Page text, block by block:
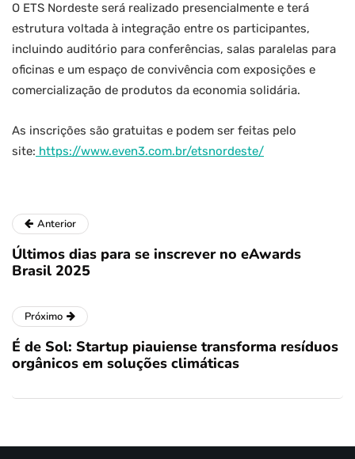
O ETS Nordeste será realizado presencialmente e terá
estrutura voltada à integração entre os participantes,
incluindo auditório para conferências, salas paralelas para
oficinas e um espaço de convivência com exposições e
comercialização de produtos da economia solidária.
As inscrições são gratuitas e podem ser feitas pelo
site: https://www.even3.com.br/etsnordeste/
Anterior
Últimos dias para se inscrever no eAwards
Brasil 2025
Próximo
É de Sol: Startup piauiense transforma resíduos
orgânicos em soluções climáticas